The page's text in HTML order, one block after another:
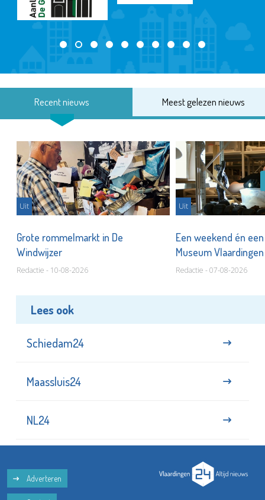
Recent nieuws Meest gelezen nieuws
Uit
Grote rommelmarkt in De
Windwijzer
Redactie - 10-08-2026
Uit
Een weekend én
Museum
Redactie - 07-08-2026
Lees ook
Schiedam24
Maassluis24
NL24
Adverteren